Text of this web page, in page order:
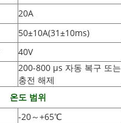
20A
50±10A(31±10ms)
40V
200-800 µs 자동 복구 또는
충전 해제
온도 범위
-20～+65℃